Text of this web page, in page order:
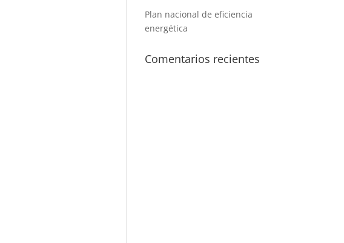
Plan nacional de eficiencia
energética
Comentarios recientes